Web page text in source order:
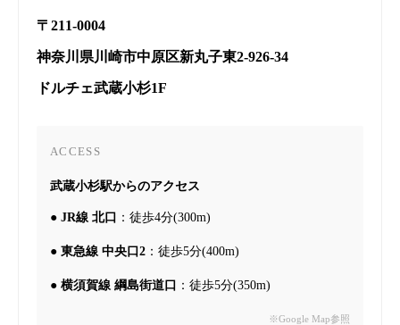
〒211-0004
神奈川県川崎市中原区新丸子東2-926-34
ドルチェ武蔵小杉1F
ACCESS
武蔵小杉駅からのアクセス
● JR線 北口 ：徒歩4分(300m)
● 東急線 中央口2 ：徒歩5分(400m)
● 横須賀線 綱島街道口 ：徒歩5分(350m)
※Google Map参照